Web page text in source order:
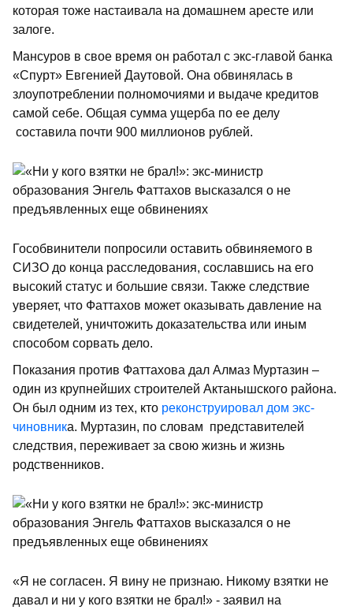
которая тоже настаивала на домашнем аресте или
залоге.
Мансуров в свое время он работал с экс-главой банка
«Спурт» Евгенией Даутовой. Она обвинялась в
злоупотреблении полномочиями и выдаче кредитов
самой себе. Общая сумма ущерба по ее делу
составила почти 900 миллионов рублей.
Гособвинители попросили оставить обвиняемого в
СИЗО до конца расследования, сославшись на его
высокий статус и большие связи. Также следствие
уверяет, что Фаттахов может оказывать давление на
свидетелей, уничтожить доказательства или иным
способом сорвать дело.
Показания против Фаттахова дал Алмаз Муртазин –
один из крупнейших строителей Актанышского района.
Он был одним из тех, кто реконструировал дом экс-
чиновника. Муртазин, по словам представителей
следствия, переживает за свою жизнь и жизнь
родственников.
«Я не согласен. Я вину не признаю. Никому взятки не
давал и ни у кого взятки не брал!» - заявил на